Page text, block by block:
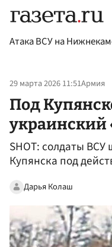
Атака ВСУ на
29 марта 2026 11:51Армия
Под
украинский
SHOT: солдаты
Купянска под
Дарья Колаш